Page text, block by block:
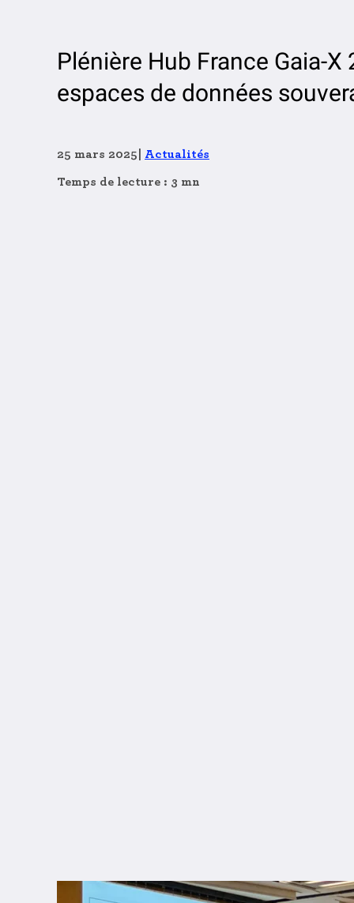
Plénière Hub France Gaia-
espaces de données
25 mars 2025 Actualités
Temps de lecture : 3 mn